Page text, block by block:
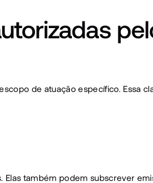
de atuação específico. Essa
também podem subscrever